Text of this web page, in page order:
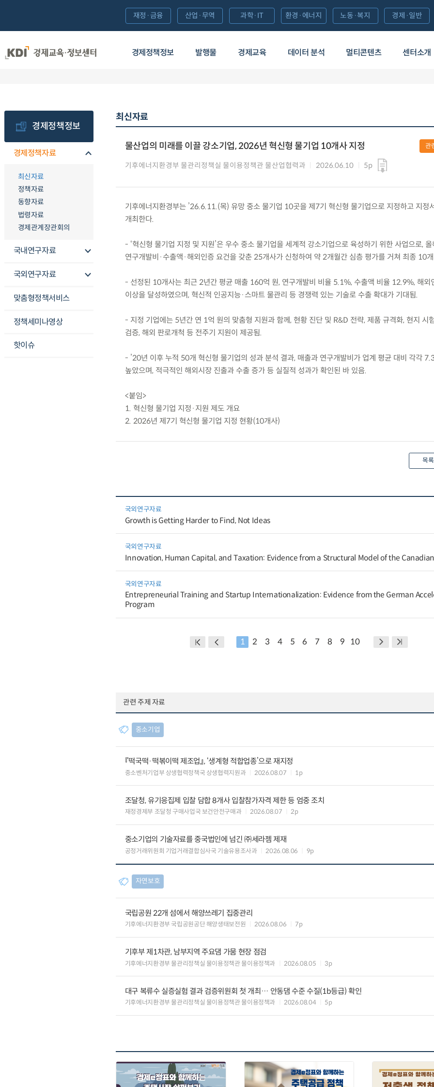
경제정책정보 발행물 경제교육 데이터 분석 멀티콘텐츠 센터소개
재정·금융 산업·무역 과학·IT 환경·에너지 노동·복지 경제·일반
경제정책정보
경제정책자료
최신자료
정책자료
동향자료
법령자료
경제관계장관회의
국내연구자료
국외연구자료
맞춤형정책서비스
정책세미나영상
핫이슈
최신자료
물산업의 미래를 이끌 강소기업, 2026년 혁신형 물기업 10개사 지정
기후에너지환경부 물관리정책실 물이용정책관 물산업협력과 2026.06.10 5p
관
기후에너지환경부는 ’26.6.11.(목) 유망 중소 물기업 10곳을 제7기 혁신형 물기업으로 지정하고 지정
개최한다.
- ‘혁신형 물기업 지정 및 지원’은 우수 중소 물기업을 세계적 강소기업으로 육성하기 위한 사업으로,
연구개발비·수출액·해외인증 요건을 갖춘 25개사가 신청하여 약 2개월간 심층 평가를 거쳐 최종 10
- 선정된 10개사는 최근 2년간 평균 매출 160억 원, 연구개발비 비율 5.1%, 수출액 비율 12.9%, 해외
이상을 달성하였으며, 혁신적 인공지능·스마트 물관리 등 경쟁력 있는 기술로 수출 확대가 기대됨.
- 지정 기업에는 5년간 연 1억 원의 맞춤형 지원과 함께, 현황 진단 및 R&D 전략, 제품 규격화, 현지 시
검증, 해외 판로개척 등 전주기 지원이 제공됨.
- ’20년 이후 누적 50개 혁신형 물기업의 성과 분석 결과, 매출과 연구개발비가 업계 평균 대비 각각
높았으며, 적극적인 해외시장 진출과 수출 증가 등 실질적 성과가 확인된 바 있음.
<붙임>
1. 혁신형 물기업 지정·지원 제도 개요
2. 2026년 제7기 혁신형 물기업 지정 현황(10개사)
목
국외연구자료
Growth is Getting Harder to Find, Not Ideas
국외연구자료
Innovation, Human Capital, and Taxation: Evidence from a Structural Model of the
국외연구자료
Entrepreneurial Training and Startup Internationalization: Evidence from the German
Program
1 2 3 4 5 6 7 8 9 10
관련 주제 자료
중소기업
『떡국떡·떡볶이떡 제조업』, ‘생계형 적합업종’으로 재지정
중소벤처기업부 상생협력정책국 상생협력지원과 2026.08.07 1p
조달청, 유기응집제 입찰 담합 8개사 입찰참가자격 제한 등 엄중 조치
재정경제부 조달청 구매사업국 보건안전구매과 2026.08.07 2p
중소기업의 기술자료를 중국법인에 넘긴 ㈜세라젬 제재
공정거래위원회 기업거래결합심사국 기술유용조사과 2026.08.06 9p
자연보호
국립공원 22개 섬에서 해양쓰레기 집중관리
기후에너지환경부 국립공원공단 해양생태보전원 2026.08.06 7p
기후부 제1차관, 남부지역 주요댐 가뭄 현장 점검
기후에너지환경부 물관리정책실 물이용정책관 물이용정책과 2026.08.05 3p
대구 복류수 실증실험 결과 검증위원회 첫 개최… 안동댐 수준 수질(1b등급) 확인
기후에너지환경부 물관리정책실 물이용정책관 물이용정책과 2026.08.04 5p